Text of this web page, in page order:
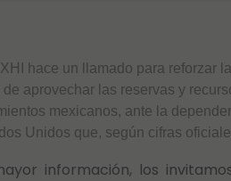
hace un llamado para reforzar
de aprovechar las reservas y
mexicanos, ante la
Unidos que, según cifras
información, los